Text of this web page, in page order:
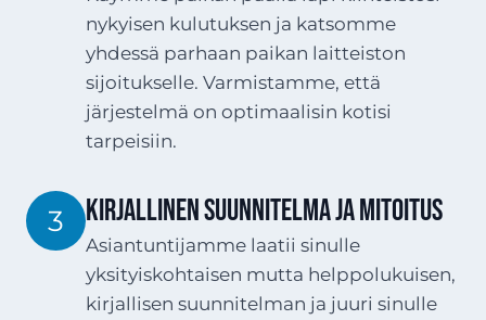
nykyisen kulutuksen ja katsomme
yhdessä parhaan paikan laitteiston
sijoitukselle. Varmistamme, että
järjestelmä on optimaalisin kotisi
tarpeisiin.
3 Kirjallinen suunnitelma ja mitoitus
Asiantuntijamme laatii sinulle
yksityiskohtaisen mutta helppolukuisen,
kirjallisen suunnitelman ja juuri sinulle